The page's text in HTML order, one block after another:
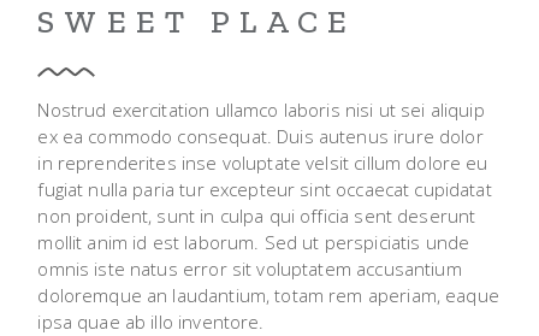
SWEET PLACE
Nostrud exercitation ullamco laboris nisi ut sei aliquip
ex ea commodo consequat. Duis autenus irure dolor
in reprenderites inse voluptate velsit cillum dolore eu
fugiat nulla paria tur excepteur sint occaecat cupidatat
non proident, sunt in culpa qui officia sent deserunt
mollit anim id est laborum. Sed ut perspiciatis unde
omnis iste natus error sit voluptatem accusantium
doloremque an laudantium, totam rem aperiam, eaque
ipsa quae ab illo inventore.